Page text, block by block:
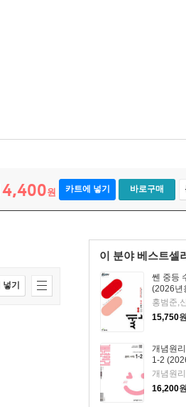
원 카트에 넣기 바로구매
이 분야 베스트셀
쎈 중등
(2026년
15,750원
개념원
1-2
16,200원
기